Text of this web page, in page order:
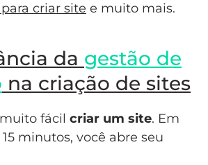
criar site e muito mais.
da gestão de
na criação de sites
fácil criar um site. Em
minutos, você abre seu